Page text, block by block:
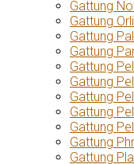
Gattung
Gattung
Gattung
Gattung
Gattung
Gattung
Gattung
Gattung
Gattung
Gattung
Gattung